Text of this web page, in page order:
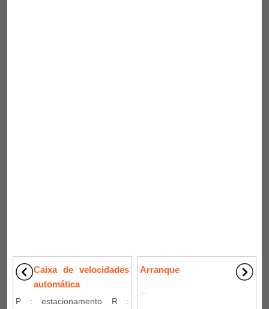
Caixa de velocidades
automática
P : estacionamento R :
Arranque